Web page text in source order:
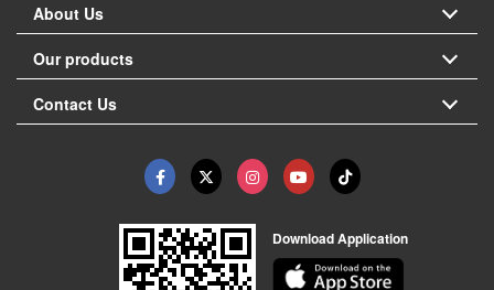
About Us
Our products
Contact Us
Download Application